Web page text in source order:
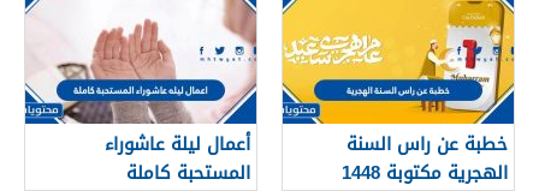
خطبة عن راس السنة
الهجرية مكتوبة 1448
أعمال ليلة عاشوراء
المستحبة كاملة